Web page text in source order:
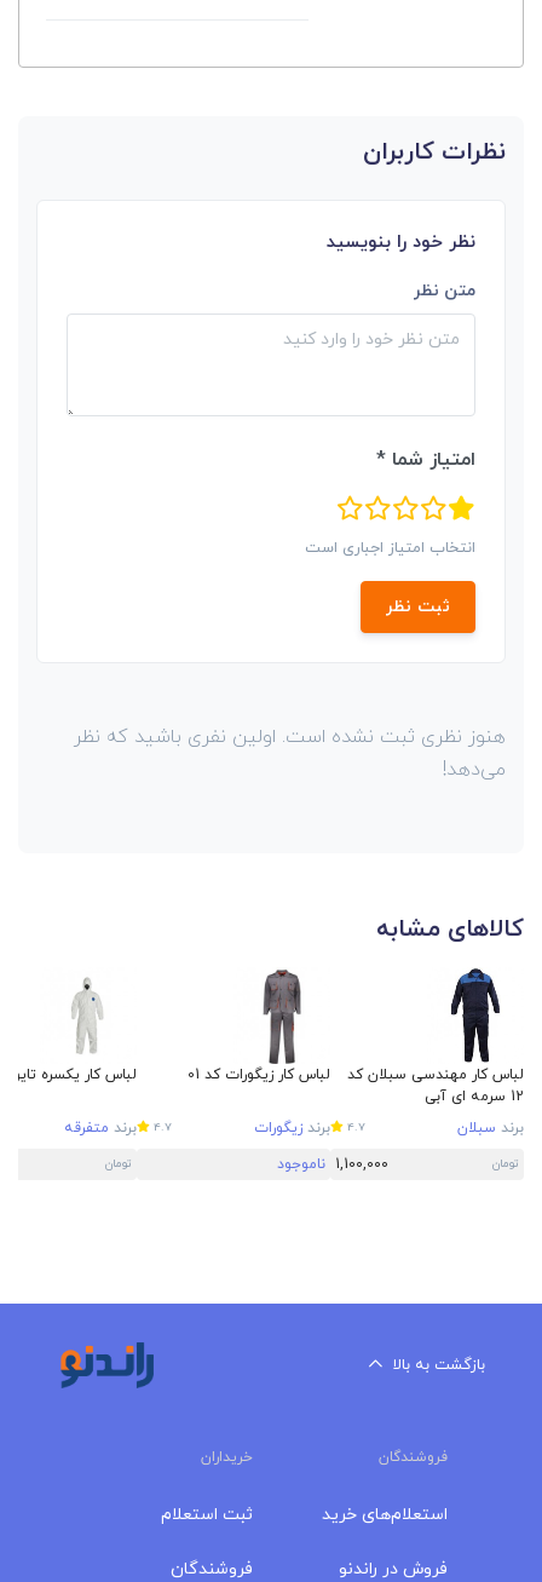
نظرات کاربران
نظر خود را بنویسید
متن نظر
امتیاز شما *
انتخاب امتیاز اجباری است
ثبت نظر
هنوز نظری ثبت نشده است. اولین نفری باشید که نظر
می‌دهد!
کالاهای مشابه
لباس کار مهندسی سبلان کد
12 سرمه ای آبی
برند سبلان 4.7
تومان 1,100,000
لباس کار زیگورات کد 01
برند زیگورات 4.7
ناموجود
لباس کار یکسره تایوک
برند متفرقه
تومان
بازگشت به بالا
فروشندگان خریداران
استعلام‌های خرید
فروش در راندنو
ثبت استعلام
فروشندگان